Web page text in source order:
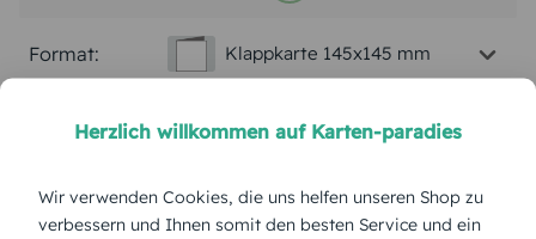
Format: Klappkarte 145x145 mm
Papierart: Bilderdruck
Menge:
Herzlich willkommen auf Karten-paradies
Wir verwenden Cookies, die uns helfen unseren Shop zu
verbessern und Ihnen somit den besten Service und ein